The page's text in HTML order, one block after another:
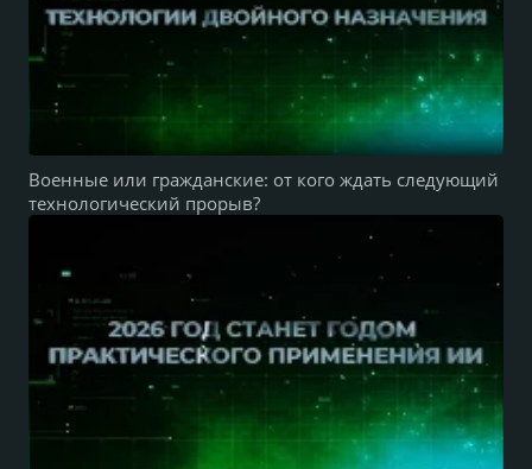
Военные или гражданские: от кого ждать следующий
технологический прорыв?